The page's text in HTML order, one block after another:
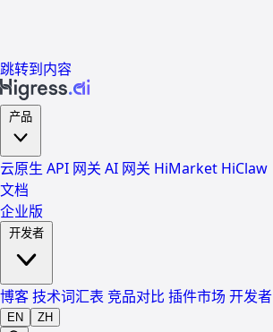
跳转到内容
云原生 API 网关 AI 网关 HiMarket HiClaw
文档
企业版
博客技术词汇表 竞品对比 插件市场 开发者
EN ZH